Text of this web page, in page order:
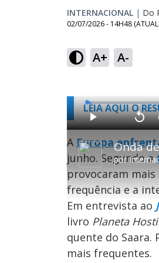
INTERNACIONAL | Do
02/07/2026 - 14H48
A+ A-
LEIA AQUI O
Onda
por
P
l
y
V
o
t
a
r
1
s
e
d
o
L
o
a
d
e
:
1
1
6
%
A Europa
junho. Segundo a
provocaram mais
frequência e a
Em entrevista ao
livro Planeta
quente do Saara.
mais frequentes.